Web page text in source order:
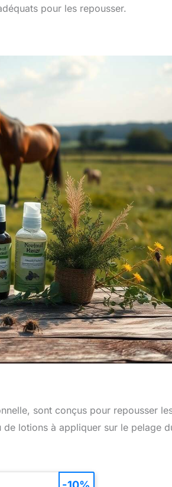
pour les repousser.
sont conçus pour repousser
lotions à appliquer sur le pelage